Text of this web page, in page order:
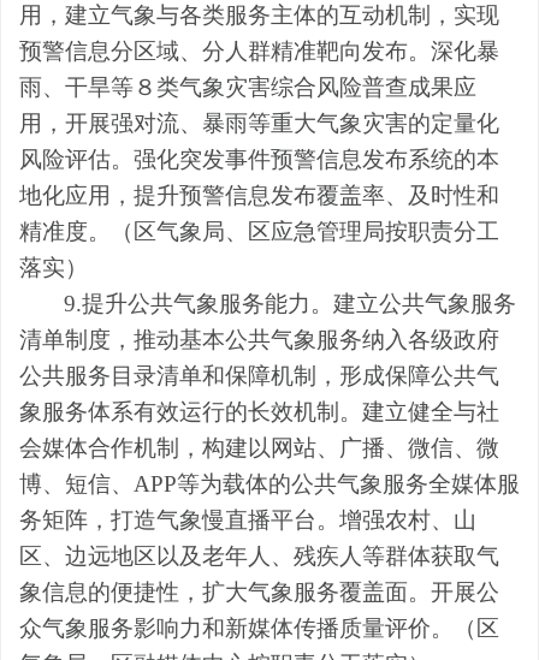
用，建立气象与各类服务主体的互动机制， 实现
预警信息分区域、分人群精准靶向发布。深化暴
雨、干旱等８类气象灾害综合风险普查成果应
用，开展强对流、暴雨等重大气象灾害的定量化
风险评估。强化突发事件预警信息发布系统的本
地化应用，提升预警信息发布覆盖率、及时性和
精准度。
（ 区气象局、 区应急管理 局按职责分工
落实）
9.提升公共气象服务能力。建立公共气象服务
清单制度， 推动基本公共气象服务纳入各级政府
公共服务目录清单和保障机制， 形成保障公共气
象服务体系有效运行的长效机制。建立健全与社
会媒体合作机制，构建以网站、广播、微信、微
博、 短信、 APP等为载体的公共气象服务全媒体服
务矩阵 ， 打造气象慢直播平台。增强农村、山
区、边远地区以及老年人、残疾人等群体获取气
象信息的便捷性，扩大气象服务覆盖面。开展公
众气象服务影响力和新媒体传播质量评价。（ 区